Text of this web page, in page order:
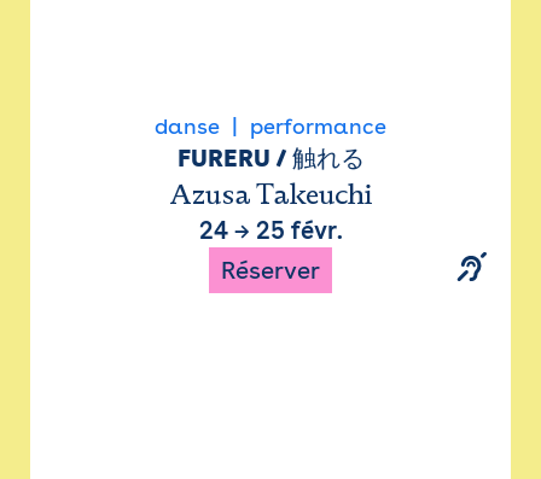
danse performance
FURERU / 触れる
Azusa Takeuchi
24→ 25 févr.
Réserver